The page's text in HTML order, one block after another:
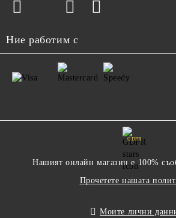
Ние работим с
GDPR
Нашият онлайн магазин е 100%
Прочетете нашата
Моите лични